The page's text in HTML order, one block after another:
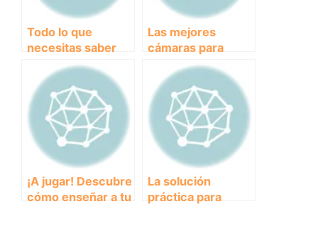
Todo lo que
necesitas saber
sobre el mejor
pienso saciante
para perros
Las mejores
cámaras para
perros: mantén a
tu mascota
siempre en foco
¡A jugar! Descubre
cómo enseñar a tu
La solución
práctica para